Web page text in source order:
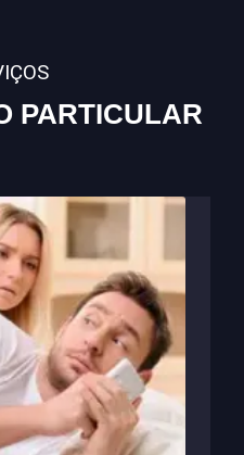
PARTICULAR